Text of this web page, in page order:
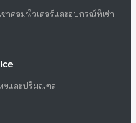
ช่าคอมพิวเตอร์และอุปกรณ์ที่เช่า
ฯและปริมณฑล